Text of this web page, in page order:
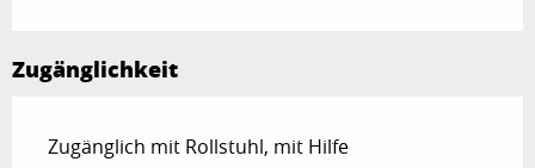
Zugänglichkeit
Zugänglich mit Rollstuhl, mit Hilfe